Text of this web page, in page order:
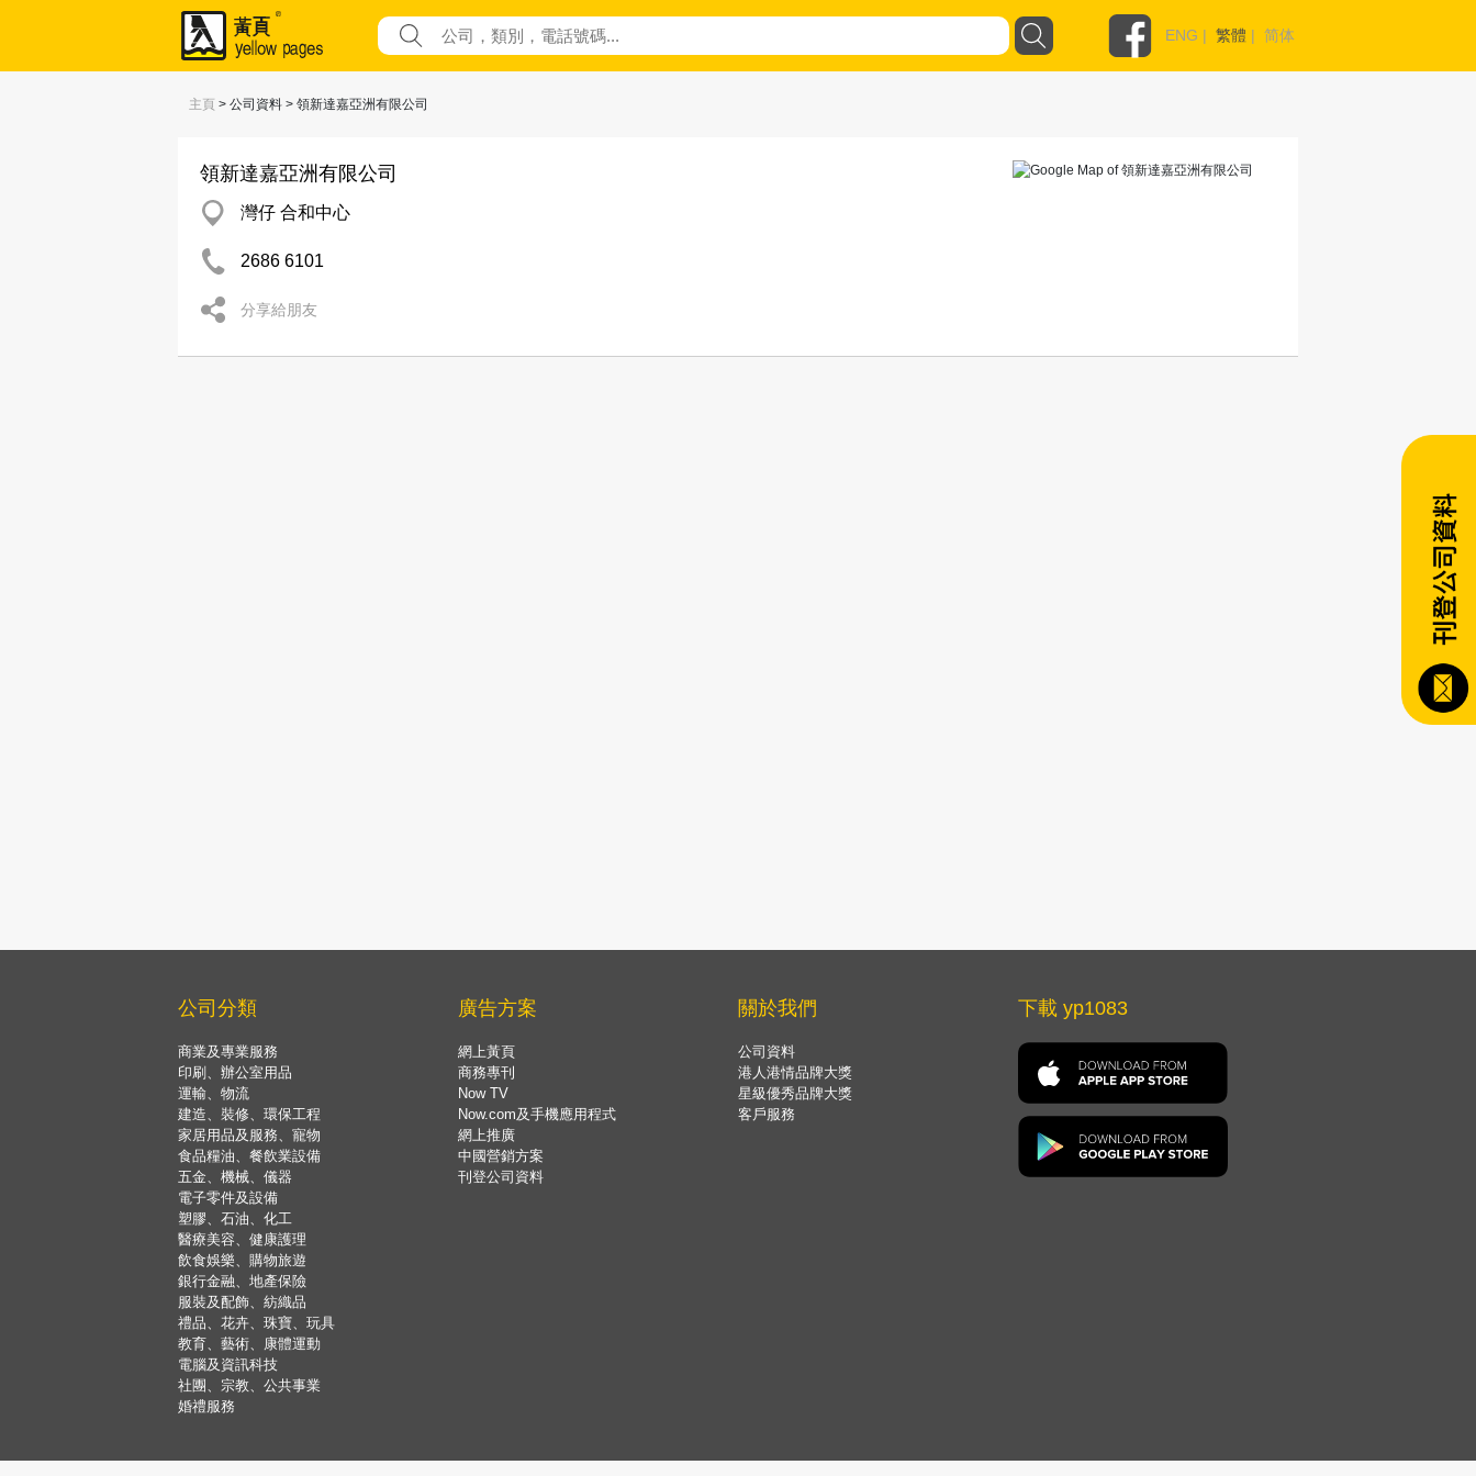
ENG | 繁體 | 简体
主頁 > 公司資料 > 領新達嘉亞洲有限公司
領新達嘉亞洲有限公司
灣仔 合和中心
2686 6101
分享給朋友
公司分類
商業及專業服務
印刷、辦公室用品
運輸、物流
建造、裝修、環保工程
家居用品及服務、寵物
食品糧油、餐飲業設備
五金、機械、儀器
電子零件及設備
塑膠、石油、化工
醫療美容、健康護理
飲食娛樂、購物旅遊
銀行金融、地產保險
服裝及配飾、紡織品
禮品、花卉、珠寶、玩具
教育、藝術、康體運動
電腦及資訊科技
社團、宗教、公共事業
婚禮服務
廣告方案
網上黃頁
商務專刊
Now TV
Now.com及手機應用程式
網上推廣
中國營銷方案
刊登公司資料
關於我們
公司資料
港人港情品牌大獎
星級優秀品牌大獎
客戶服務
下載 yp1083